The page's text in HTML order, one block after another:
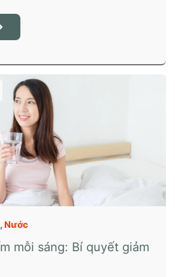
, Nước
mỗi sáng: Bí quyết giảm